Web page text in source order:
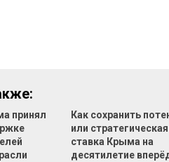
принял
Как сохранить
или стратегическая
ставка Крыма на
десятилетие